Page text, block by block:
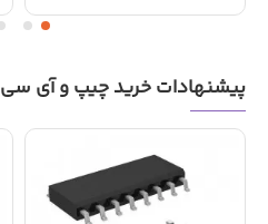
پیشنهادات خرید چیپ و آی سی